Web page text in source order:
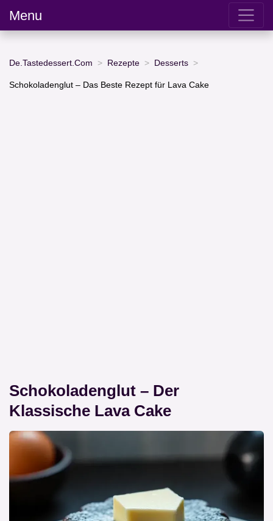
Menu
De.Tastedessert.Com Rezepte Desserts
Schokoladenglut – Das Beste Rezept für Lava Cake
Schokoladenglut – Der
Klassische Lava Cake